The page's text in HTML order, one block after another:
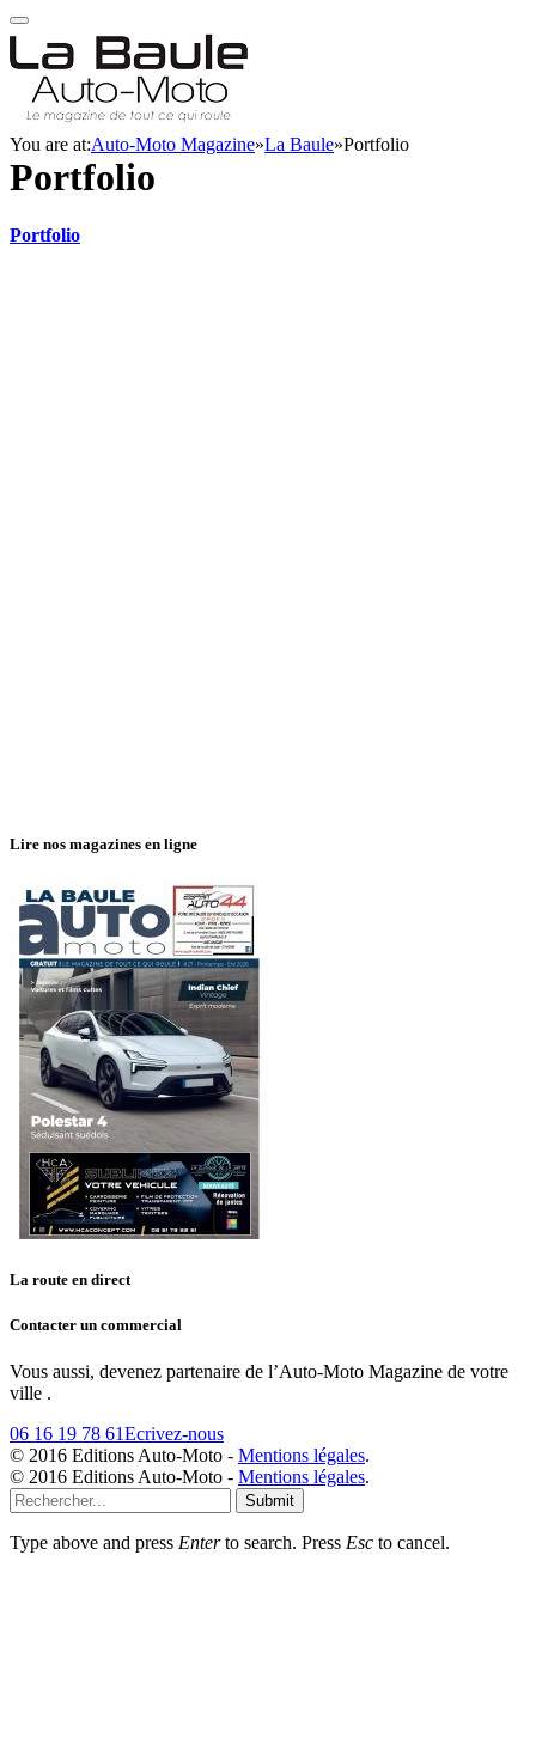
You are at:Auto-Moto Magazine»La Baule»Portfolio
Portfolio
Portfolio
Lire nos magazines en ligne
La route en direct
Contacter un commercial
Vous aussi, devenez partenaire de l’Auto-Moto Magazine de votre
ville .
06 16 19 78 61Ecrivez-nous
© 2016 Editions Auto-Moto - Mentions légales.
© 2016 Editions Auto-Moto - Mentions légales.
Submit
Type above and press Enterto search. Press Esc to cancel.